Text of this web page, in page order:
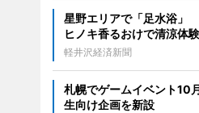
星野エリアで「足水浴」
ヒノキ香るおけで清涼体験
軽井沢経済新聞
札幌でゲームイベント
生向け企画を新設